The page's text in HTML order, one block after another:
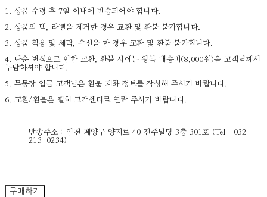
1. 상품 수령 후 7일 이내에 반송되어야 합니다.
2. 상품의 택, 라벨을 제거한 경우 교환 및 환불 불가합니다.
3. 상품 착용 및 세탁, 수선을 한 경우 교환 및 환불 불가합니다.
4. 단순 변심으로 인한 교환, 환불 시에는 왕복 배송비(8,000원)을 고객님께서
부담하셔야 합니다.
5. 무통장 입금 고객님은 환불 계좌 정보를 작성해 주시기 바랍니다.
6. 교환/환불은 필히 고객센터로 연락 주시기 바랍니다.
반송주소 : 인천 계양구 양지로 40 진주빌딩 3층 301호 (Tel : 032-
213-0234)
구매하기